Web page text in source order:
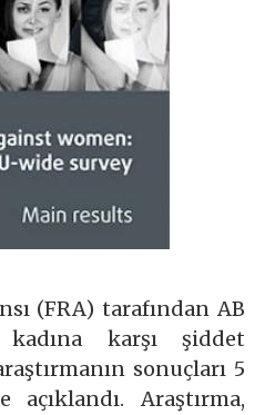
(FRA) tarafından AB
karşı şiddet
sonuçları 5
Araştırma,